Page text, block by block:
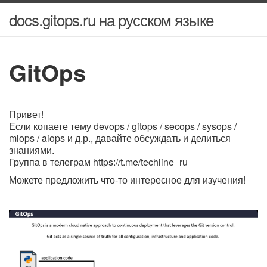
docs.gitops.ru на русском языке
GitOps
Привет!
Если копаете тему devops / gitops / secops / sysops /
mlops / aiops и д.р., давайте обсуждать и делиться
знаниями.
Группа в телеграм https://t.me/techline_ru
Можете предложить что-то интересное для изучения!